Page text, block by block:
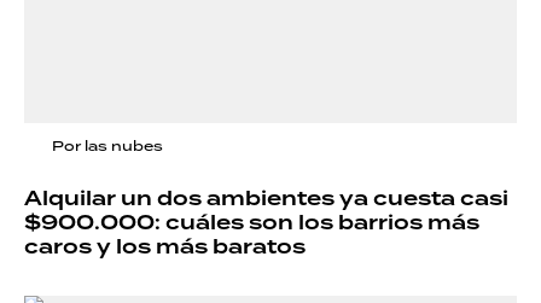
Por las nubes
Alquilar un dos ambientes ya cuesta casi
$900.000: cuáles son los barrios más
caros y los más baratos